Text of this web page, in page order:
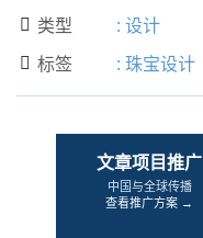
 类型 : 设计
 标签 : 珠宝设计
文章项目推广
中国与全球传播
查看推广方案 →